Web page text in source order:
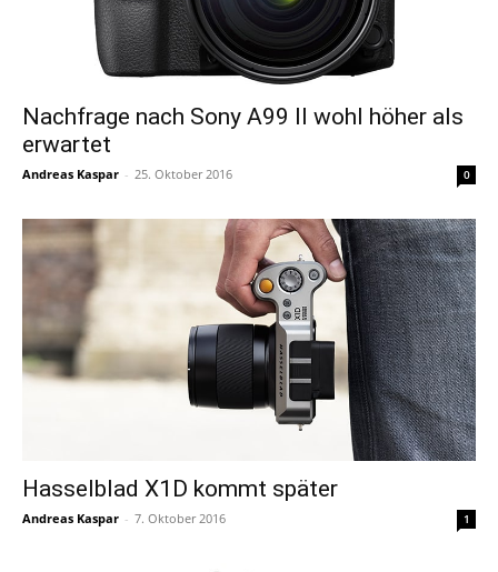
Nachfrage nach Sony A99 II wohl höher als
erwartet
Andreas Kaspar - 25. Oktober 2016 0
Hasselblad X1D kommt später
Andreas Kaspar - 7. Oktober 2016 1